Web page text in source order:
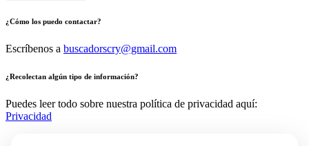
¿Cómo los puedo contactar?
Escríbenos a buscadorscry@gmail.com
¿Recolectan algún tipo de información?
Puedes leer todo sobre nuestra política de privacidad aquí:
Privacidad